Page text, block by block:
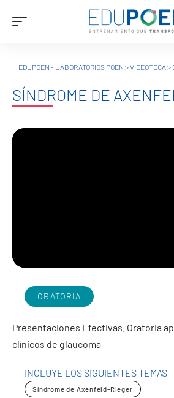
EDUPOEN - LABORATORIOS POEN >VIDEOTECA>
SÍNDROME DE
ORATORIA
Presentaciones Efectivas. Oratoria
clínicos de glaucoma
INCLUYE LOS SIGUIENTES TEMAS
Síndrome de Axenfeld-Rieger